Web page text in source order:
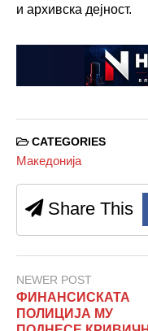
и архивска дејност.
CATEGORIES
Македонија
Share This
NEWER POST
ФИНАНСИСКАТА
ПОЛИЦИЈА МУ